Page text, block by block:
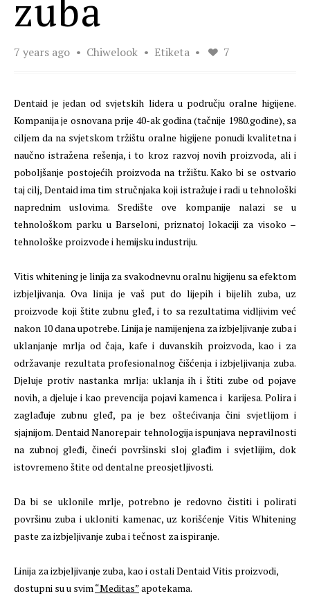
zuba
7 years ago Chiwelook Etiketa 7
Dentaid je jedan od svjetskih lidera u području oralne higijene.
Kompanija je osnovana prije 40-ak godina (tačnije 1980.godine), sa
ciljem da na svjetskom tržištu oralne higijene ponudi kvalitetna i
naučno istražena rešenja, i to kroz razvoj novih proizvoda, ali i
poboljšanje postojećih proizvoda na tržištu. Kako bi se ostvario
taj cilj, Dentaid ima tim stručnjaka koji istražuje i radi u tehnološki
naprednim uslovima. Središte ove kompanije nalazi se u
tehnološkom parku u Barseloni, priznatoj lokaciji za visoko –
tehnološke proizvode i hemijsku industriju.
Vitis whitening je linija za svakodnevnu oralnu higijenu sa efektom
izbjeljivanja. Ova linija je vaš put do lijepih i bijelih zuba, uz
proizvode koji štite zubnu gleđ, i to sa rezultatima vidljivim već
nakon 10 dana upotrebe. Linija je namijenjena za izbjeljivanje zuba i
uklanjanje mrlja od čaja, kafe i duvanskih proizvoda, kao i za
održavanje rezultata profesionalnog čišćenja i izbjeljivanja zuba.
Djeluje protiv nastanka mrlja: uklanja ih i štiti zube od pojave
novih, a djeluje i kao prevencija pojavi kamenca i karijesa. Polira i
zaglađuje zubnu gleđ, pa je bez oštećivanja čini svjetlijom i
sjajnijom. Dentaid Nanorepair tehnologija ispunjava nepravilnosti
na zubnoj gleđi, čineći površinski sloj glađim i svjetlijim, dok
istovremeno štite od dentalne preosjetljivosti.
Da bi se uklonile mrlje, potrebno je redovno čistiti i polirati
površinu zuba i ukloniti kamenac, uz korišćenje Vitis Whitening
paste za izbjeljivanje zuba i tečnost za ispiranje.
Linija za izbjeljivanje zuba, kao i ostali Dentaid Vitis proizvodi,
dostupni su u svim“Meditas”apotekama.